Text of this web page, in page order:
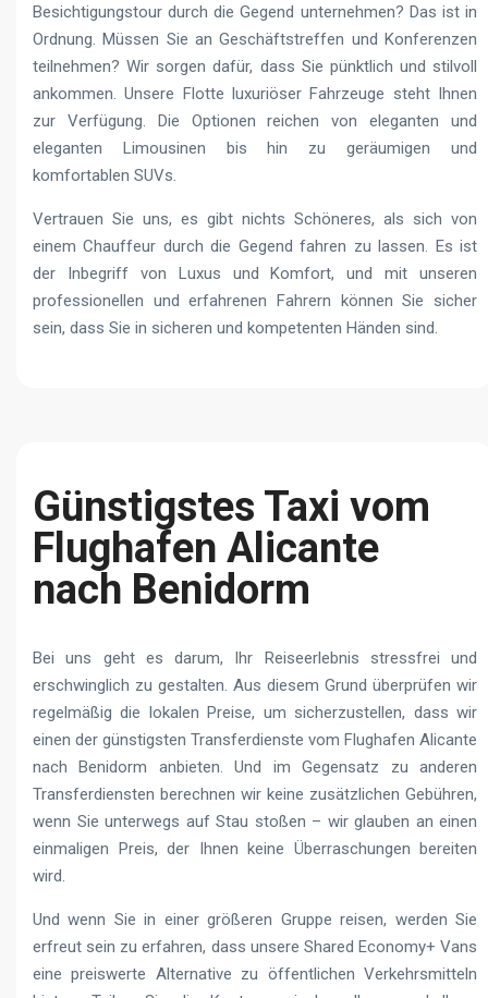
Besichtigungstour durch die Gegend unternehmen? Das ist in
Ordnung. Müssen Sie an Geschäftstreffen und Konferenzen
teilnehmen? Wir sorgen dafür, dass Sie pünktlich und stilvoll
ankommen. Unsere Flotte luxuriöser Fahrzeuge steht Ihnen
zur Verfügung. Die Optionen reichen von eleganten und
eleganten Limousinen bis hin zu geräumigen und
komfortablen SUVs.
Vertrauen Sie uns, es gibt nichts Schöneres, als sich von
einem Chauffeur durch die Gegend fahren zu lassen. Es ist
der Inbegriff von Luxus und Komfort, und mit unseren
professionellen und erfahrenen Fahrern können Sie sicher
sein, dass Sie in sicheren und kompetenten Händen sind.
Günstigstes Taxi vom
Flughafen Alicante
nach Benidorm
Bei uns geht es darum, Ihr Reiseerlebnis stressfrei und
erschwinglich zu gestalten. Aus diesem Grund überprüfen wir
regelmäßig die lokalen Preise, um sicherzustellen, dass wir
einen der günstigsten Transferdienste vom Flughafen Alicante
nach Benidorm anbieten. Und im Gegensatz zu anderen
Transferdiensten berechnen wir keine zusätzlichen Gebühren,
wenn Sie unterwegs auf Stau stoßen – wir glauben an einen
einmaligen Preis, der Ihnen keine Überraschungen bereiten
wird.
Und wenn Sie in einer größeren Gruppe reisen, werden Sie
erfreut sein zu erfahren, dass unsere Shared Economy+ Vans
eine preiswerte Alternative zu öffentlichen Verkehrsmitteln